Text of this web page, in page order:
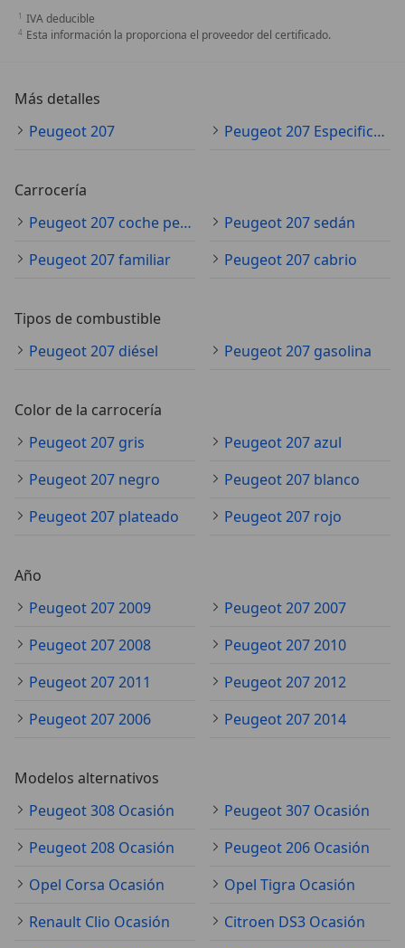
IVA deducible
Esta información la proporciona el proveedor del certificado.
Más detalles
Peugeot 207
Peugeot 207 Especificaciones técnicas
Carrocería
Peugeot 207 coche pequeño
Peugeot 207 sedán
Peugeot 207 familiar
Peugeot 207 cabrio
Tipos de combustible
Peugeot 207 diésel
Peugeot 207 gasolina
Color de la carrocería
Peugeot 207 gris
Peugeot 207 azul
Peugeot 207 negro
Peugeot 207 blanco
Peugeot 207 plateado
Peugeot 207 rojo
Año
Peugeot 207 2009
Peugeot 207 2007
Peugeot 207 2008
Peugeot 207 2010
Peugeot 207 2011
Peugeot 207 2012
Peugeot 207 2006
Peugeot 207 2014
Modelos alternativos
Peugeot 308 Ocasión
Peugeot 307 Ocasión
Peugeot 208 Ocasión
Peugeot 206 Ocasión
Opel Corsa Ocasión
Opel Tigra Ocasión
Renault Clio Ocasión
Citroen DS3 Ocasión